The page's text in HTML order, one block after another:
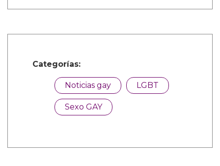
Categorías:
Noticias gay LGBT
Sexo GAY